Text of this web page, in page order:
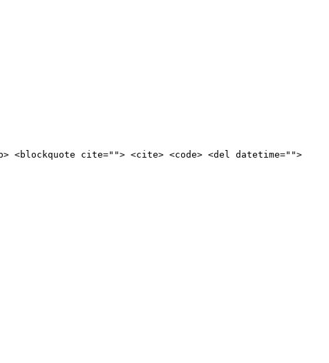
cite=""> <cite> <code> <del datetime="">